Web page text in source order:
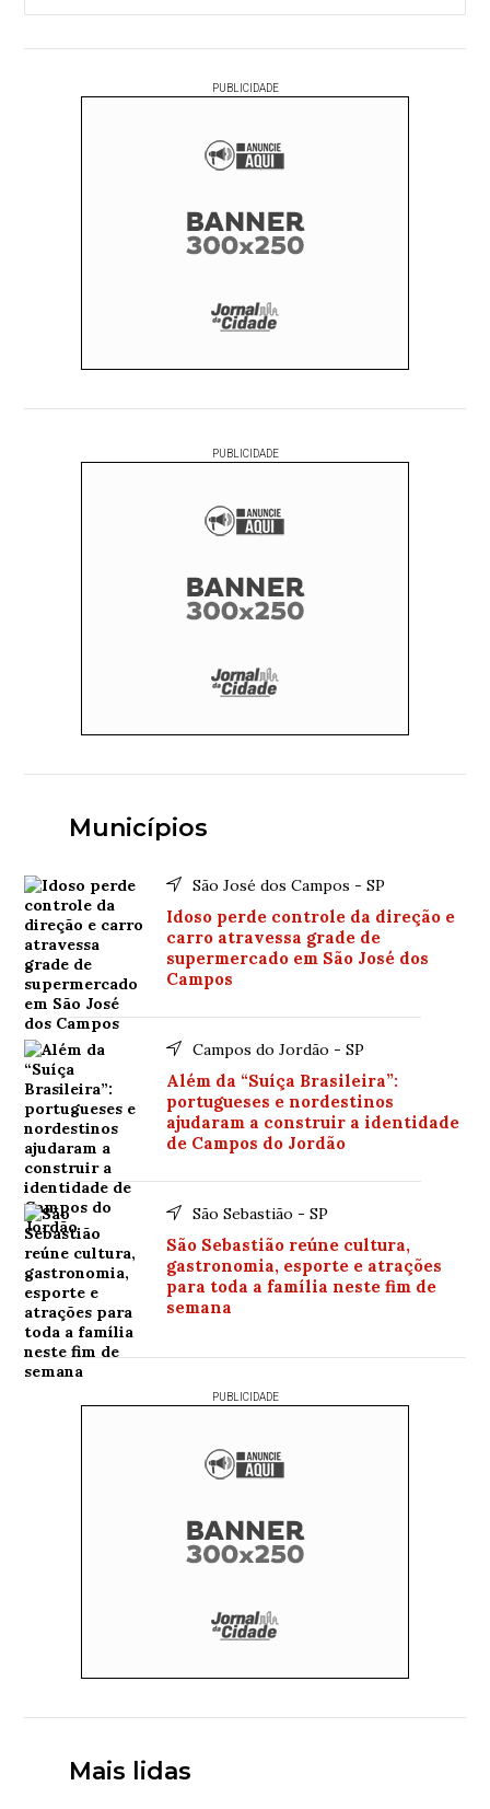
PUBLICIDADE
PUBLICIDADE
Municípios
São José dos Campos - SP
Idoso perde controle da direção e
carro atravessa grade de
supermercado em São José dos
Campos
Campos do Jordão - SP
Além da “Suíça Brasileira”:
portugueses e nordestinos
ajudaram a construir a identidade
de Campos do Jordão
São Sebastião - SP
São Sebastião reúne cultura,
gastronomia, esporte e atrações
para toda a família neste fim de
semana
PUBLICIDADE
Mais lidas